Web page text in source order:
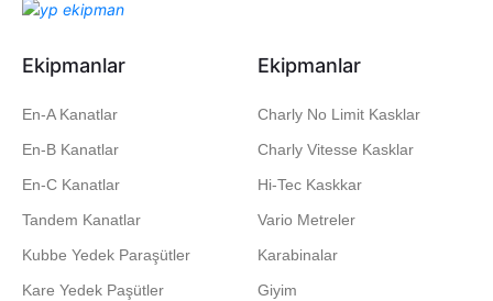
Ekipmanlar
En-A Kanatlar
En-B Kanatlar
En-C Kanatlar
Tandem Kanatlar
Kubbe Yedek Paraşütler
Kare Yedek Paşütler
Ekipmanlar
Charly No Limit Kasklar
Charly Vitesse Kasklar
Hi-Tec Kaskkar
Vario Metreler
Karabinalar
Giyim